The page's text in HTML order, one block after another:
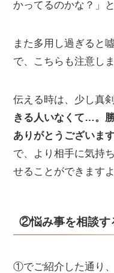
かってるのかな？」
また多用し過ぎると
で、こちらも注意し
伝える時は、少し真
きる人いなくて…。
ありがとうございます
で、より相手に気持
せることができますよ
②悩み事を相談す
①でご紹介した通り